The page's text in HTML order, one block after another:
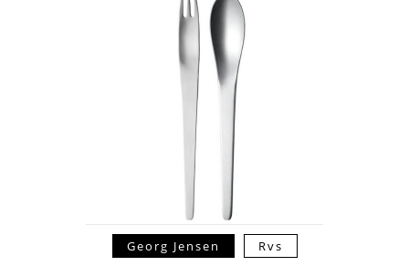
Georg Jensen Rvs